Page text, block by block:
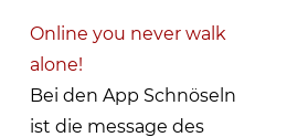
Online you never walk
alone!
Bei den App Schnöseln
ist die message des